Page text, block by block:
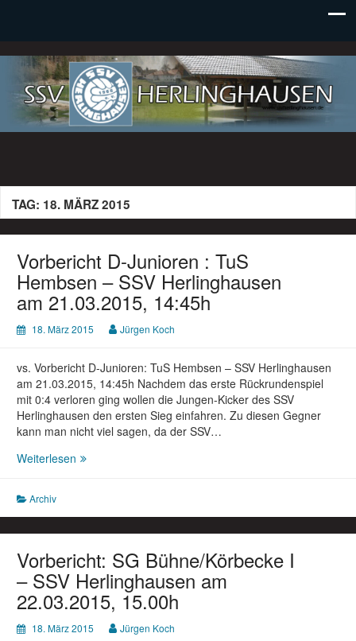
SSV Herlinghausen e. V.
TAG: 18. MÄRZ 2015
Vorbericht D-Junioren : TuS
Hembsen – SSV Herlinghausen
am 21.03.2015, 14:45h
18. März 2015 Jürgen Koch
vs. Vorbericht D-Junioren: TuS Hembsen – SSV Herlinghausen
am 21.03.2015, 14:45h Nachdem das erste Rückrundenspiel
mit 0:4 verloren ging wollen die Jungen-Kicker des SSV
Herlinghausen den ersten Sieg einfahren. Zu diesen Gegner
kann man nicht viel sagen, da der SSV…
Weiterlesen Vorbericht
TuS
Hembsen
SSV
Herlinghausen
am
21.03.2015,
14:45h
Archiv
Vorbericht: SG Bühne/Körbecke I
– SSV Herlinghausen am
22.03.2015, 15.00h
18. März 2015 Jürgen Koch